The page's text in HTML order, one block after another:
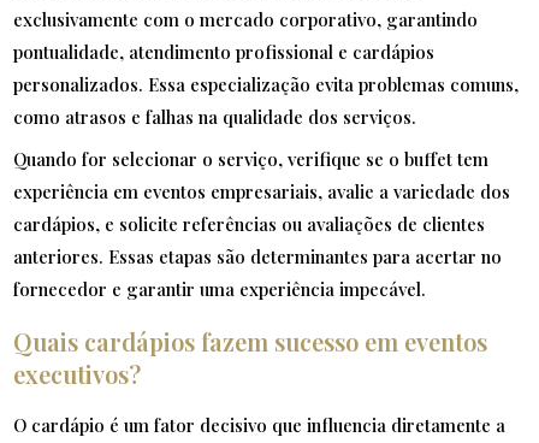
exclusivamente com o mercado corporativo, garantindo
pontualidade, atendimento profissional e cardápios
personalizados. Essa especialização evita problemas comuns,
como atrasos e falhas na qualidade dos serviços.
Quando for selecionar o serviço, verifique se o buffet tem
experiência em eventos empresariais, avalie a variedade dos
cardápios, e solicite referências ou avaliações de clientes
anteriores. Essas etapas são determinantes para acertar no
fornecedor e garantir uma experiência impecável.
Quais cardápios fazem sucesso em eventos
executivos?
O cardápio é um fator decisivo que influencia diretamente a